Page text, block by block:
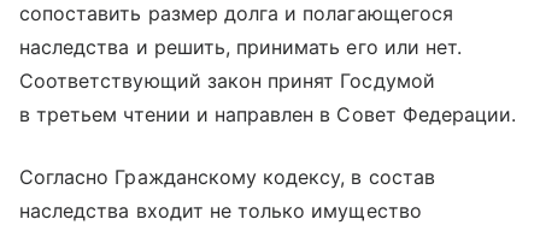
сопоставить размер долга и полагающегося
наследства и решить, принимать его или нет.
Соответствующий закон принят Госдумой
в третьем чтении и направлен в Совет Федерации.
Согласно Гражданскому кодексу, в состав
наследства входит не только имущество